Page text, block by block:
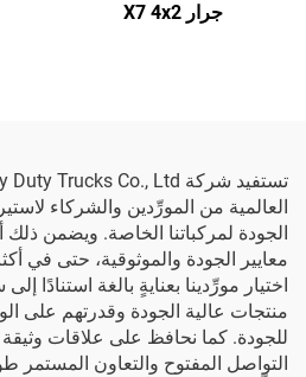
جرار X7 4x2
العالمية من المورِّدين والشركاء
الجودة لمركباتنا الخاصة. ويضمن ذلك
معايير الجودة والموثوقية، حتى في
اختيار مورِّدينا بعنايةٍ بالغة استنادًا
منتجات عالية الجودة وقدرتهم على
للجودة. كما نحافظ على علاقات
التواصل المفتوح والتعاون المستمر